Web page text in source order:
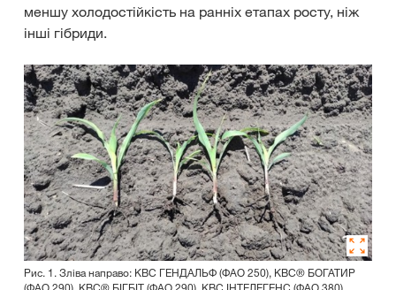
меншу холодостійкість на ранніх етапах росту, ніж
інші гібриди.
Рис. 1. Зліва направо: КВС ГЕНДАЛЬФ (ФАО 250), КВС® БОГАТИР
(ФАО 290), КВС® БІГБІТ (ФАО 290), КВС ІНТЕЛЕГЕНС (ФАО 380).